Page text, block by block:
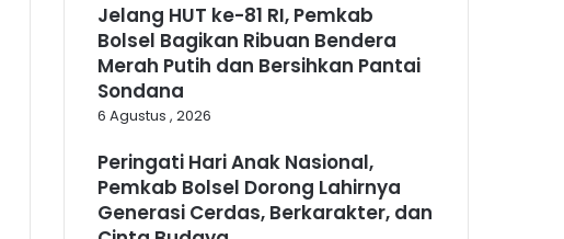
Jelang HUT ke-81 RI, Pemkab
Bolsel Bagikan Ribuan Bendera
Merah Putih dan Bersihkan Pantai
Sondana
6 Agustus , 2026
Peringati Hari Anak Nasional,
Pemkab Bolsel Dorong Lahirnya
Generasi Cerdas, Berkarakter, dan